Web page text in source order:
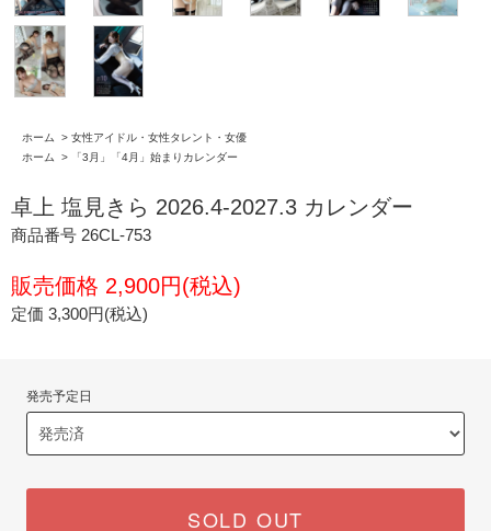
ホーム > 女性アイドル・女性タレント・女優
ホーム
> 「3月」「4月」始まりカレンダー
卓上 塩見きら 2026.4-2027.3 カレンダー
商品番号 26CL-753
販売価格 2,900円(税込)
定価 3,300円(税込)
発売予定日
SOLD OUT